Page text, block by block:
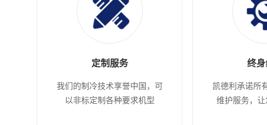
定制服务
我们的制冷技术享誉中国，可
以非标定制各种要求机型
终
凯德利承诺所
维护服务，